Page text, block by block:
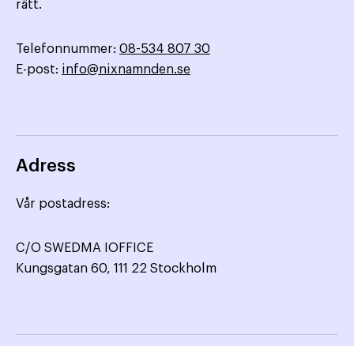
rätt.
Telefonnummer: 08-534 807 30
E-post: info@nixnamnden.se
Adress
Vår postadress:
C/O SWEDMA IOFFICE
Kungsgatan 60, 111 22 Stockholm